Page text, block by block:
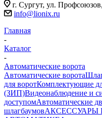
г. Сургут, ул.
info@lionix.ru
Главная
-
Каталог
-
Автоматические ворота
Автоматические ворота
для воротКомплектующие
(ЗИП)Видеонаблюдение и
доступомАвтоматические
шлагбаумовАКСЕССУАРЫ